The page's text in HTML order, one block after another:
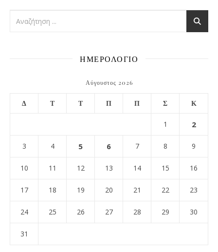
ΗΜΕΡΟΛΟΓΙΟ
Αύγουστος 2026
Δ Τ Τ Π Π Σ Κ
1 2
3 4 5 6 7 8 9
10 11 12 13 14 15 16
17 18 19 20 21 22 23
24 25 26 27 28 29 30
31